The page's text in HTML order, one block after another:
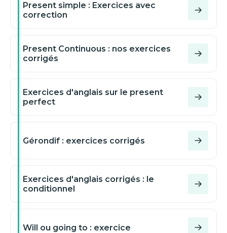
Present simple : Exercices avec
correction
Present Continuous : nos exercices
corrigés
Exercices d'anglais sur le present
perfect
Gérondif : exercices corrigés
Exercices d'anglais corrigés : le
conditionnel
Will ou going to : exercice